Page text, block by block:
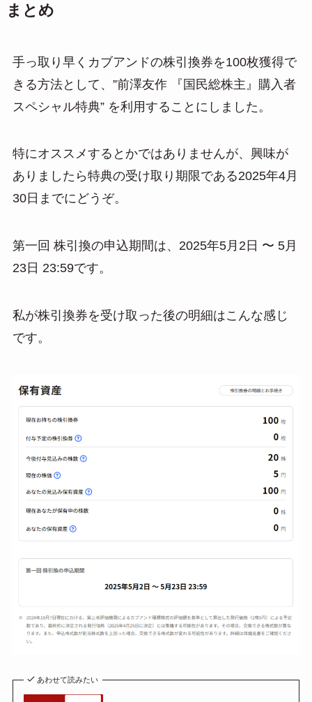
まとめ
手っ取り早くカブアンドの株引換券を100枚獲得で
きる方法として、”前澤友作 『国民総株主』購入者
スペシャル特典” を利用することにしました。
特にオススメするとかではありませんが、興味が
ありましたら特典の受け取り期限である2025年4月
30日までにどうぞ。
第一回 株引換の申込期間は、2025年5月2日 〜 5月
23日 23:59です。
私が株引換券を受け取った後の明細はこんな感じ
です。
あわせて読みたい